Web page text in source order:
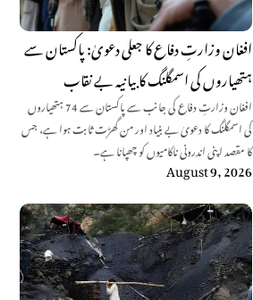
افغان وزارتِ دفاع کا جعلی دعویٰ: پاکستان سے
ہتھیاروں کی اسمگلنگ کا بیانیہ بے نقاب
افغان وزارتِ دفاع کی جانب سے پاکستان سے 74 ہتھیاروں
کی اسمگلنگ کا دعویٰ بے بنیاد اور من گھڑت ثابت ہوا ہے، جس
کا مقصد اپنی اندرونی ناکامیوں کو چھپانا ہے۔
August 9, 2026